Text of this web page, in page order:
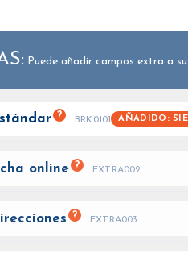
Puede añadir campos extra a
? BRK0101 AÑADIDO:
online ? EXTRA002
? EXTRA003